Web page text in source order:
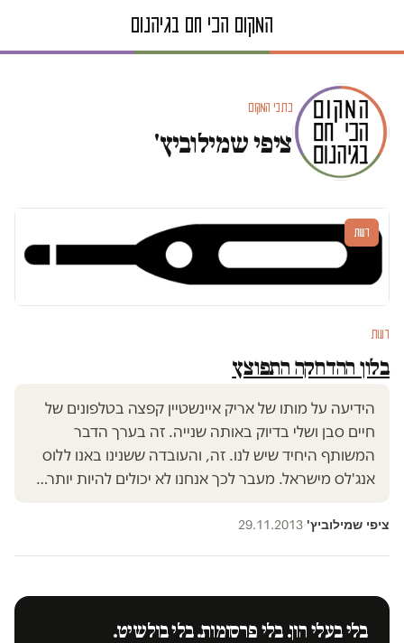
כתבי המקום
ציפי שמילוביץ'
דעות
דעות
בלון ההדחקה התפוצץ
הידיעה על מותו של אריק איינשטיין קפצה בטלפונים של
חיים סבן ושלי בדיוק באותה שנייה. זה בערך הדבר
המשותף היחיד שיש לנו. זה, והעובדה ששנינו באנו ללוס
אנג'לס מישראל. מעבר לכך אנחנו לא יכולים להיות יותר…
ציפי שמילוביץ'·
29.11.2013
בלי בעלי הון. בלי פרסומות. בלי בולשיט.